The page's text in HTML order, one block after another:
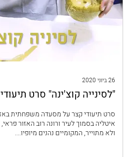
26 ביוני 2020
"לסינייה קוצ'ינה" סרט
סרט תיעודי קצר על מסעדה משפחתית
איטליה בסמוך לעיר ורונה רוב האזור
ולא מתוייר, המקומיים נהנים מיופיו.‏...